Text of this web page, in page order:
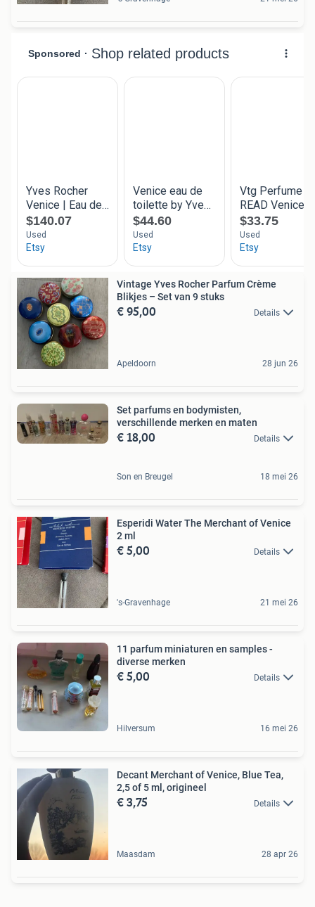
Vintage Yves Rocher Parfum Crème
Blikjes – Set van 9 stuks
€ 95,00 Details
Apeldoorn 28 jun 26
Set parfums en bodymisten,
verschillende merken en maten
€ 18,00 Details
Son en Breugel 18 mei 26
Esperidi Water The Merchant of Venice
2 ml
€ 5,00 Details
's-Gravenhage 21 mei 26
11 parfum miniaturen en samples -
diverse merken
€ 5,00 Details
Hilversum 16 mei 26
Decant Merchant of Venice, Blue Tea,
2,5 of 5 ml, origineel
€ 3,75 Details
Maasdam 28 apr 26